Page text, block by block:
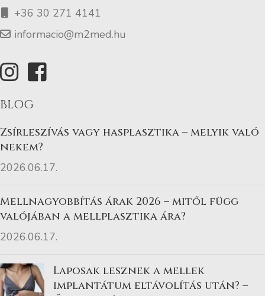
+36 30 271 4141
informacio@m2med.hu
BLOG
Zsírleszívás vagy hasplasztika – melyik való
nekem?
2026.06.17.
Mellnagyobbítás árak 2026 – mitől függ
valójában a mellplasztika ára?
2026.06.17.
Laposak lesznek a mellek
implantátum eltávolítás után? –